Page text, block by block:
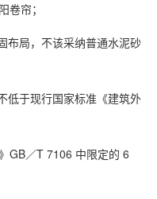
卷帘；
布局，不该采纳普通水泥砂
低于现行国家标准《建筑外
GB／T 7106 中限定的 6